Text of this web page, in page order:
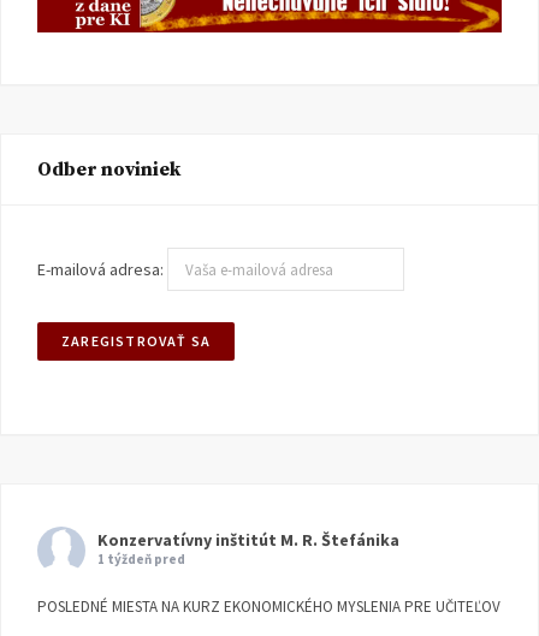
Odber noviniek
E-mailová adresa:
Konzervatívny inštitút M. R. Štefánika
1 týždeň pred
POSLEDNÉ MIESTA NA KURZ EKONOMICKÉHO MYSLENIA PRE UČITEĽOV